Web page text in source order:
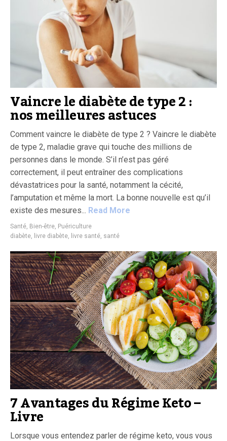
Vaincre le diabète de type 2 :
nos meilleures astuces
Comment vaincre le diabète de type 2 ? Vaincre le diabète
de type 2, maladie grave qui touche des millions de
personnes dans le monde. S’il n’est pas géré
correctement, il peut entraîner des complications
dévastatrices pour la santé, notamment la cécité,
l’amputation et même la mort. La bonne nouvelle est qu’il
existe des mesures... Read More
Santé, Bien-être, Puériculture
diabète, livre diabète, livre santé, santé
7 Avantages du Régime Keto –
Livre
Lorsque vous entendez parler de régime keto, vous vous